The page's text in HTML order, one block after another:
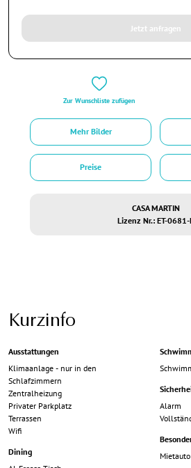
Jetzt anfragen
Zur Wunschliste zufügen
Mehr Bilder
Preise
CASA MARTIN
Lizenz Nr.: ET-0681-
Kurzinfo
Ausstattungen
Klimaanlage - nur in den
Schlafzimmern
Zentralheizung
Privater Parkplatz
Terrassen
Wifi
Dining
Alarm